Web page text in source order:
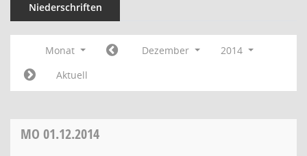
Niederschriften
Monat Dezember
2014
Aktuell
MO 01.12.2014